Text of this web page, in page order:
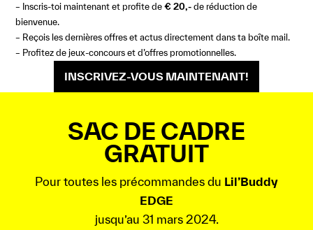
– Inscris-toi maintenant et profite de€ 20,- de réduction de
bienvenue.
– Reçois les dernières offres et actus directement dans ta boîte mail.
– Profitez de jeux-concours et d’offres promotionnelles.
INSCRIVEZ-VOUS MAINTENANT!
SAC DE CADRE
GRATUIT
Pour toutes les précommandes du Lil’Buddy
EDGE
jusqu’au 31 mars 2024.